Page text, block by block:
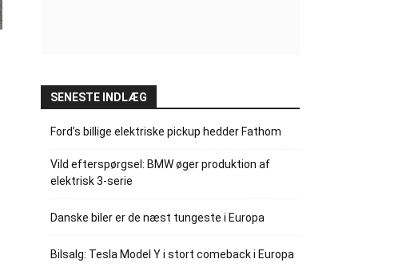
SENESTE INDLÆG
Ford’s billige elektriske pickup hedder Fathom
Vild efterspørgsel: BMW øger produktion af
elektrisk 3-serie
Danske biler er de næst tungeste i Europa
Bilsalg: Tesla Model Y i stort comeback i Europa